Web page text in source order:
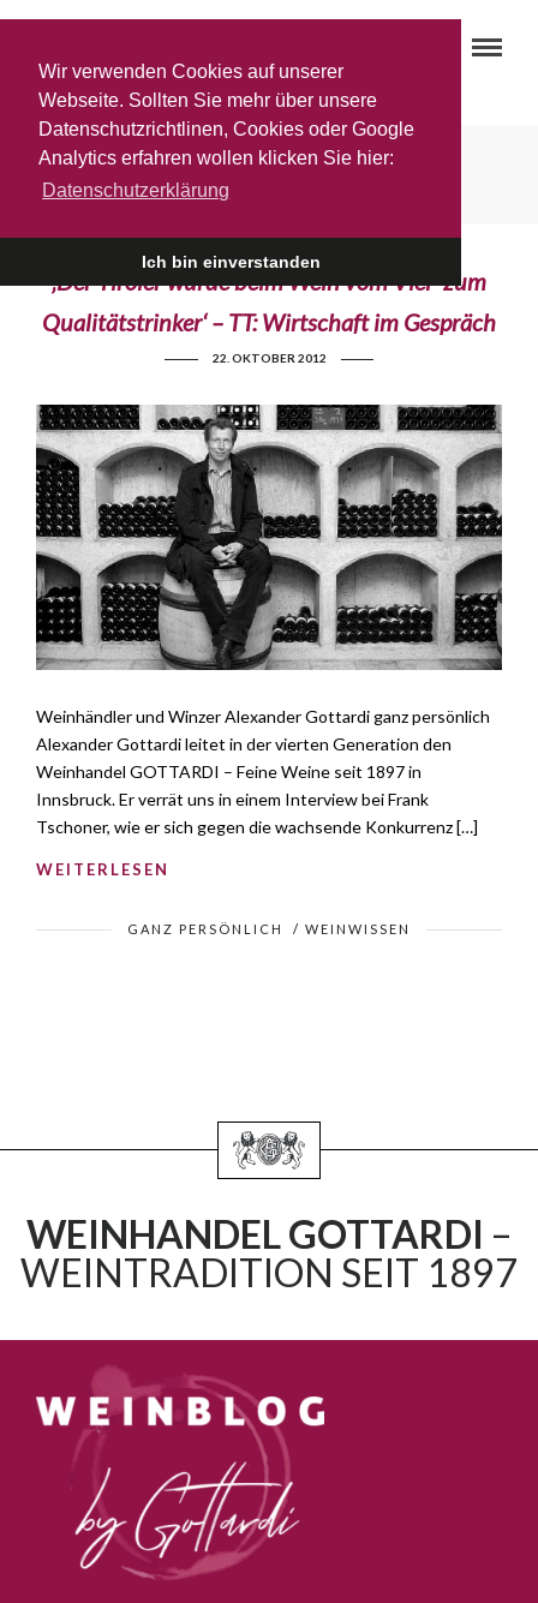
Wir verwenden Cookies auf unserer
Webseite. Sollten Sie mehr über unsere
Datenschutzrichtlinen, Cookies oder Google
Analytics erfahren wollen klicken Sie hier:
Datenschutzerklärung
Ich bin einverstanden
Wirtschaft im Gespräch
‚Der Tiroler wurde beim Wein vom Viel- zum
Qualitätstrinker‘ – TT: Wirtschaft im Gespräch
22. OKTOBER 2012
Weinhändler und Winzer Alexander Gottardi ganz persönlich
Alexander Gottardi leitet in der vierten Generation den
Weinhandel GOTTARDI – Feine Weine seit 1897 in
Innsbruck. Er verrät uns in einem Interview bei Frank
Tschoner, wie er sich gegen die wachsende Konkurrenz […]
WEITERLESEN
GANZ PERSÖNLICH / WEINWISSEN
WEINHANDEL GOTTARDI –
WEINTRADITION SEIT 1897